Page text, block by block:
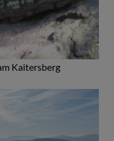
Kaitersberg